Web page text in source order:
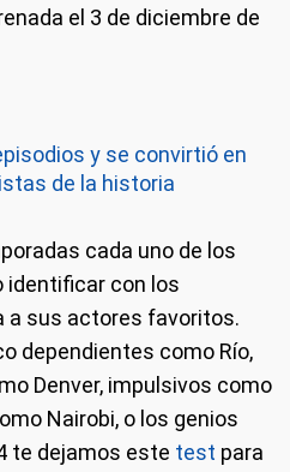
el 3 de diciembre de
y se convirtió en
de la historia
cada uno de los
identificar con los
a sus actores favoritos.
dependientes como Río,
Denver, impulsivos como
Nairobi, o los genios
te dejamos este test para